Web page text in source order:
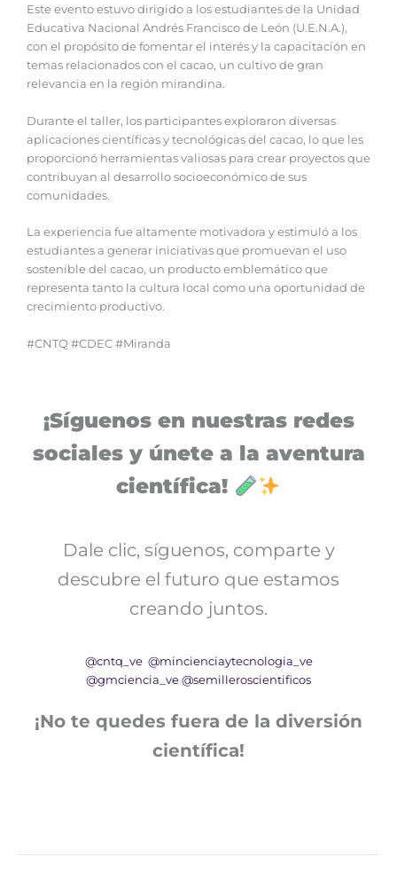
Este evento estuvo dirigido a los estudiantes de la Unidad
Educativa Nacional Andrés Francisco de León (U.E.N.A.),
con el propósito de fomentar el interés y la capacitación en
temas relacionados con el cacao, un cultivo de gran
relevancia en la región mirandina.
Durante el taller, los participantes exploraron diversas
aplicaciones científicas y tecnológicas del cacao, lo que les
proporcionó herramientas valiosas para crear proyectos que
contribuyan al desarrollo socioeconómico de sus
comunidades.
La experiencia fue altamente motivadora y estimuló a los
estudiantes a generar iniciativas que promuevan el uso
sostenible del cacao, un producto emblemático que
representa tanto la cultura local como una oportunidad de
crecimiento productivo.
#CNTQ #CDEC #Miranda
¡Síguenos en nuestras redes
sociales y únete a la aventura
científica!
Dale clic, síguenos, comparte y
descubre el futuro que estamos
creando juntos.
@cntq_ve @mincienciaytecnologia_ve
@gmciencia_ve @semilleroscientificos
¡No te quedes fuera de la diversión
científica!